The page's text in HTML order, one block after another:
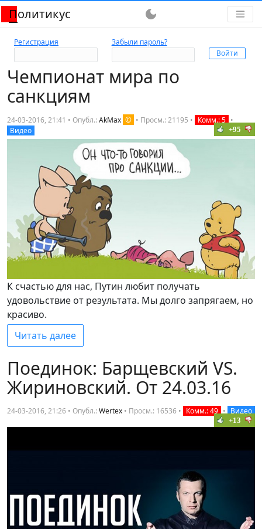
Политикус dark_mode
Регистрация Забыли пароль?
Чемпионат мира по
санкциям
24-03-2016, 21:41 • Опубл.:AkMax © • Просм.: 21195 • Комм.: 5 •
Видео
+95
К счастью для нас, Путин любит получать
удовольствие от результата. Мы долго запрягаем, но
красиво.
Читать далее
Поединок: Барщевский VS.
Жириновский. От 24.03.16
24-03-2016, 21:26 • Опубл.:Wertex • Просм.: 16536 • Комм.: 49 • Видео
+13